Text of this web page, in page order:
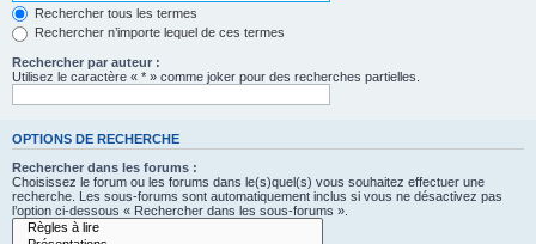
Rechercher tous les termes
Rechercher n’importe lequel de ces termes
Rechercher par auteur :
Utilisez le caractère « * » comme joker pour des recherches partielles.
OPTIONS DE RECHERCHE
Rechercher dans les forums :
Choisissez le forum ou les forums dans le(s)quel(s) vous souhaitez effectuer une
recherche. Les sous-forums sont automatiquement inclus si vous ne désactivez pas
l’option ci-dessous « Rechercher dans les sous-forums ».